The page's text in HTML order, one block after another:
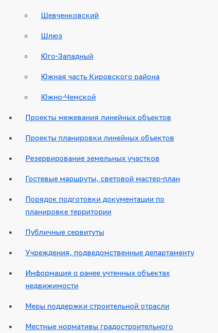
Шевченковский
Шлюз
Юго-Западный
Южная часть Кировского района
Южно-Чемской
Проекты межевания линейных объектов
Проекты планировки линейных объектов
Резервирование земельных участков
Гостевые маршруты, световой мастер-план
Порядок подготовки документации по
планировке территории
Публичные сервитуты
Учреждения, подведомственные департаменту
Информация о ранее учтенных объектах
недвижимости
Меры поддержки строительной отрасли
Местные нормативы градостроительного